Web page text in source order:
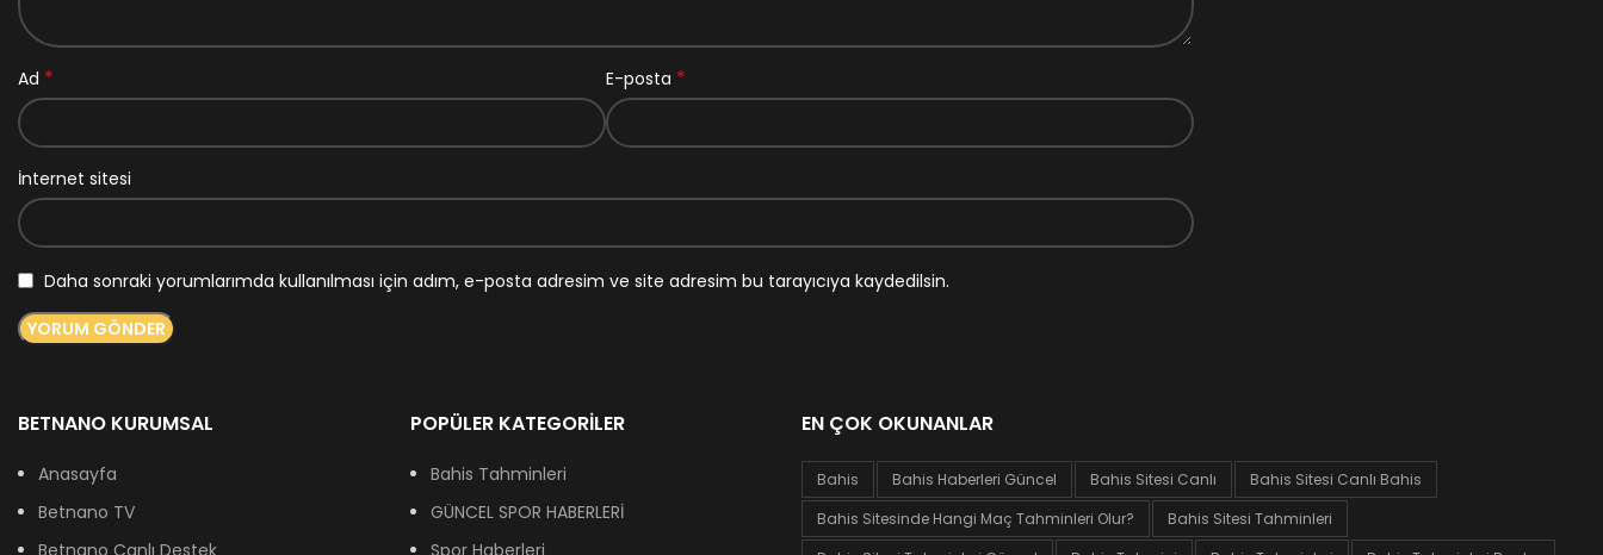
Ad * E-posta *
İnternet sitesi
Daha sonraki yorumlarımda kullanılması için adım, e-posta adresim ve site adresim bu tarayıcıya kaydedilsin.
BETNANO KURUMSAL
Anasayfa
Betnano TV
Betnano Canlı Destek
POPÜLER KATEGORILER
Bahis Tahminleri
GÜNCEL SPOR HABERLERİ
Spor Haberleri
EN ÇOK OKUNANLAR
Bahis Bahis Haberleri Güncel Bahis Sitesi Canlı
Bahis Sitesi Canlı Bahis
Bahis Sitesinde Hangi Maç Tahminleri Olur?
Bahis Sitesi Tahminleri